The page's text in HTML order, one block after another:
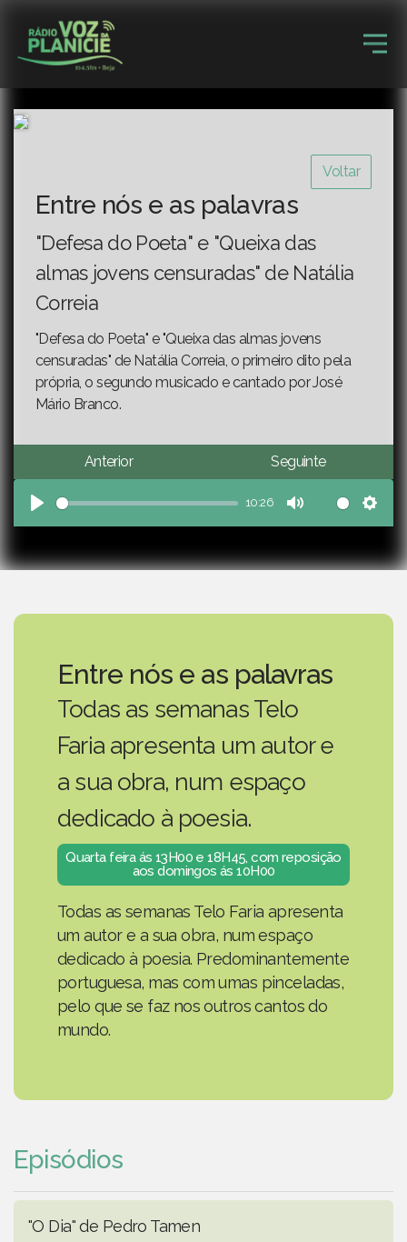
Voltar
Entre nós e as palavras
"Defesa do Poeta" e "Queixa das
almas jovens censuradas" de Natália
Correia
"Defesa do Poeta" e "Queixa das almas jovens
censuradas" de Natália Correia, o primeiro dito pela
própria, o segundo musicado e cantado por José
Mário Branco.
Anterior Seguinte
Play
10:26
Mute
Entre nós e as palavras
Todas as semanas Telo
Faria apresenta um autor e
a sua obra, num espaço
dedicado à poesia.
Quarta feira ás 13H00 e 18H45, com reposição
aos domingos ás 10H00
Todas as semanas Telo Faria apresenta
um autor e a sua obra, num espaço
dedicado à poesia. Predominantemente
portuguesa, mas com umas pinceladas,
pelo que se faz nos outros cantos do
mundo.
Episódios
"O Dia" de Pedro Tamen